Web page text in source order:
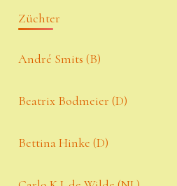
Züchter
André Smits (B)
Beatrix Bodmeier (D)
Bettina Hinke (D)